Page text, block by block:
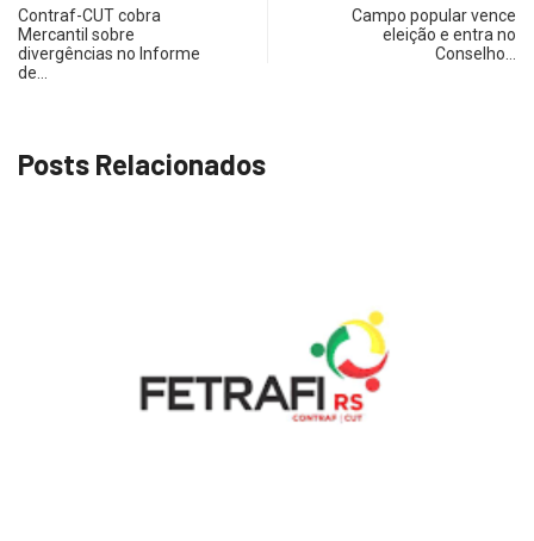
Contraf-CUT cobra
Mercantil sobre
divergências no Informe
de…
Campo popular vence
eleição e entra no
Conselho…
Posts Relacionados